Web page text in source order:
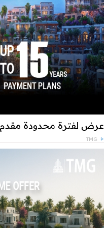
عرض لفترة محدودة مقدم 1.5% و تقسيط علي 15 سنة
TMG